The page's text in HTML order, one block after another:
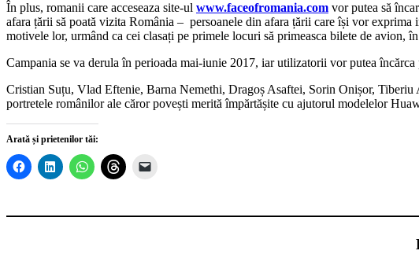
În plus, romanii care acceseaza site-ul www.faceofromania.com vor putea să
afara țării să poată vizita România – persoanele din afara țării care își vor
motivele lor, urmând ca cei clasați pe primele locuri să primeasca bilete de avion,
Campania se va derula în perioada mai-iunie 2017, iar utilizatorii vor putea
Cristian Suțu, Vlad Eftenie, Barna Nemethi, Dragoș Asaftei, Sorin Onișor,
portretele românilor ale căror povești merită împărtășite cu ajutorul modelelor
Arată și prietenilor tăi: